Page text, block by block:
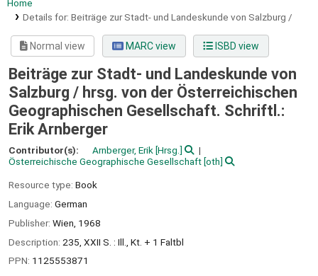
Home
Details for: Beiträge zur Stadt- und Landeskunde von Salzburg /
Normal view MARC view ISBD view
Beiträge zur Stadt- und Landeskunde von
Salzburg / hrsg. von der Österreichischen
Geographischen Gesellschaft. Schriftl.:
Erik Arnberger
Contributor(s): Arnberger, Erik [Hrsg.]
Österreichische Geographische Gesellschaft [oth]
Resource type: Book
Language: German
Publisher: Wien, 1968
Description: 235, XXII S. : Ill., Kt. + 1 Faltbl
PPN: 1125553871